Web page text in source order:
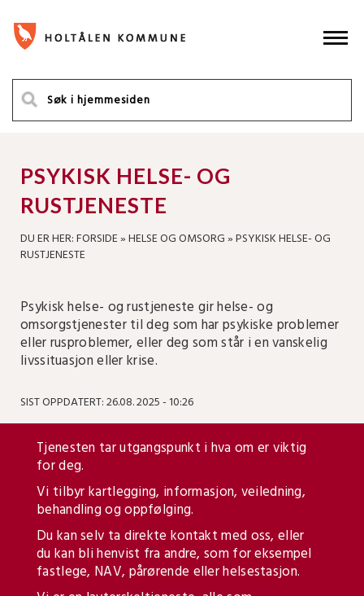
PSYKISK HELSE- OG
RUSTJENESTE
DU ER HER:FORSIDE»HELSE OG OMSORG»PSYKISK HELSE- OG
RUSTJENESTE
Psykisk helse- og rustjeneste gir helse- og
omsorgstjenester til deg som har psykiske problemer
eller rusproblemer, eller deg som står i en vanskelig
livssituasjon eller krise.
SIST OPPDATERT: 26.08. 2025 - 10:26
Tjenesten tar utgangspunkt i hva om er viktig
for deg.
Vi tilbyr kartlegging, informasjon, veiledning,
behandling og oppfølging.
Du kan selv ta direkte kontakt med oss, eller
du kan bli henvist fra andre, som for eksempel
fastlege, NAV, pårørende eller helsestasjon.